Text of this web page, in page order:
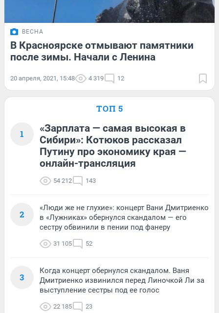
ВЕСНА
В Красноярске отмывают памятники
после зимы. Начали с Ленина
20 апреля, 2021, 15:48 4 319 12
ТОП 5
1
«Зарплата — самая высокая в
Сибири»: Котюков рассказал
Путину про экономику края —
онлайн-трансляция
54 212 143
2
«Люди же не глухие»: концерт Вани Дмитриенко
в «Лужниках» обернулся скандалом — его
сестру обвинили в пении под фанеру
31 105 52
3
Когда концерт обернулся скандалом. Ваня
Дмитриенко извинился перед Линочкой Ли за
выступление сестры под ее голос
22 185 23